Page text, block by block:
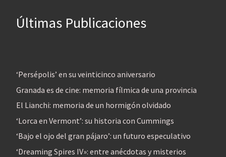
Últimas Publicaciones
‘Persépolis’ en su veinticinco aniversario
Granada es de cine: memoria fílmica de una provincia
El Lianchi: memoria de un hormigón olvidado
‘Lorca en Vermont’: su historia con Cummings
‘Bajo el ojo del gran pájaro’: un futuro especulativo
‘Dreaming Spires IV»: entre anécdotas y misterios